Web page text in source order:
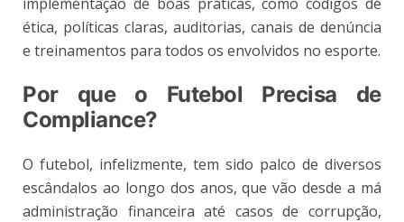
ética, políticas claras, auditorias, canais de denúncia
e treinamentos para todos os envolvidos no esporte.
Por que o Futebol Precisa de
Compliance?
O futebol, infelizmente, tem sido palco de diversos
escândalos ao longo dos anos, que vão desde a má
administração financeira até casos de corrupção,